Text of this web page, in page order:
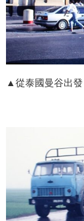
▲從泰國曼谷出發